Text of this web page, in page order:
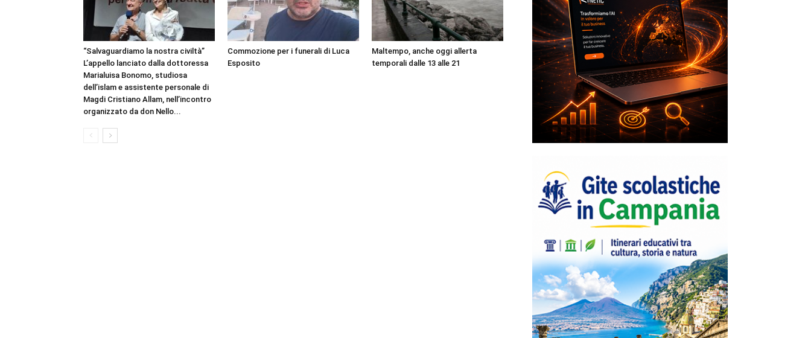
“Salvaguardiamo la nostra civiltà”
L’appello lanciato dalla dottoressa
Marialuisa Bonomo, studiosa
dell’islam e assistente personale di
Magdi Cristiano Allam, nell’incontro
organizzato da don Nello...
Commozione per i funerali di Luca
Esposito
Maltempo, anche oggi allerta
temporali dalle 13 alle 21